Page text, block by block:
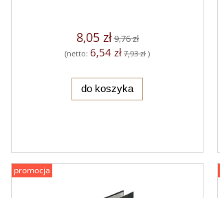
8,05 zł9,76 zł
(netto: 6,54 zł 7,93 zł )
do koszyka
promocja